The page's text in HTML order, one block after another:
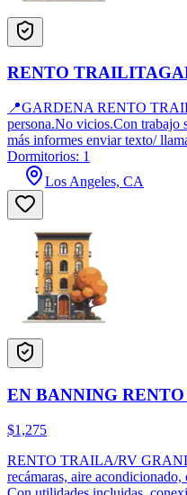
RENTO
📍GARDENA RENTO
persona.No vicios.Con trabajo
más informes enviar texto/
Dormitorios: 1
Los Angeles, CA
EN BANNING
$1,275
RENTO TRAILA/RV
recámaras, aire